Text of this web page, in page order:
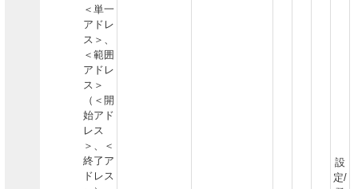
＜単一
アドレ
ス＞、
＜範囲
アドレ
ス＞
（＜開
始アド
レス
＞、＜
終了ア
ドレス
設
定/